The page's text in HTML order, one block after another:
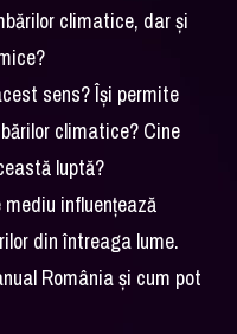
climatice, dar şi
sens? Îşi permite
climatice? Cine
luptă?
influenţează
din întreaga lume.
România şi cum pot